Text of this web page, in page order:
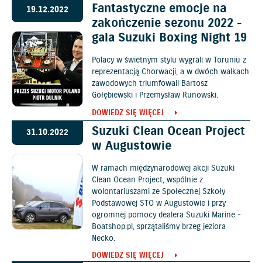
19.12.2022
Fantastyczne emocje na
zakończenie sezonu 2022 -
gala Suzuki Boxing Night 19
Polacy w świetnym stylu wygrali w Toruniu z
reprezentacją Chorwacji, a w dwóch walkach
zawodowych triumfowali Bartosz
Gołębiewski i Przemysław Runowski.
DOWIEDZ SIĘ WIĘCEJ
31.10.2022
Suzuki Clean Ocean Project
w Augustowie
W ramach międzynarodowej akcji Suzuki
Clean Ocean Project, wspólnie z
wolontariuszami ze Społecznej Szkoły
Podstawowej STO w Augustowie i przy
ogromnej pomocy dealera Suzuki Marine -
Boatshop.pl, sprzątaliśmy brzeg jeziora
Necko.
DOWIEDZ SIĘ WIĘCEJ